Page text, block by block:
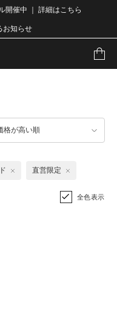
開催中 ｜ 詳細はこちら
お知らせ
格が高い順
直営限定
全色表示